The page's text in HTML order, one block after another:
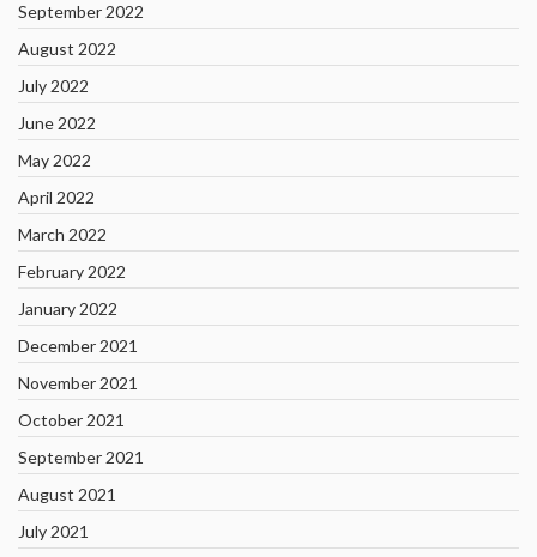
September 2022
August 2022
July 2022
June 2022
May 2022
April 2022
March 2022
February 2022
January 2022
December 2021
November 2021
October 2021
September 2021
August 2021
July 2021